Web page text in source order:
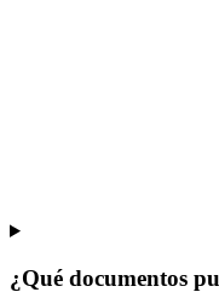
¿Qué documentos